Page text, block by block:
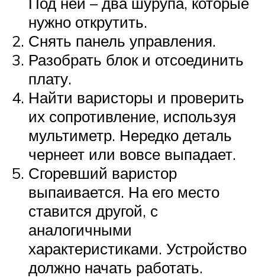
нужно открутить.
Снять панель управления.
Разобрать блок и отсоединить
плату.
Найти варисторы и проверить
их сопротивление, используя
мультиметр. Нередко деталь
чернеет или вовсе выпадает.
Сгоревший варистор
выпаивается. На его место
ставится другой, с
аналогичными
характеристиками. Устройство
должно начать работать.